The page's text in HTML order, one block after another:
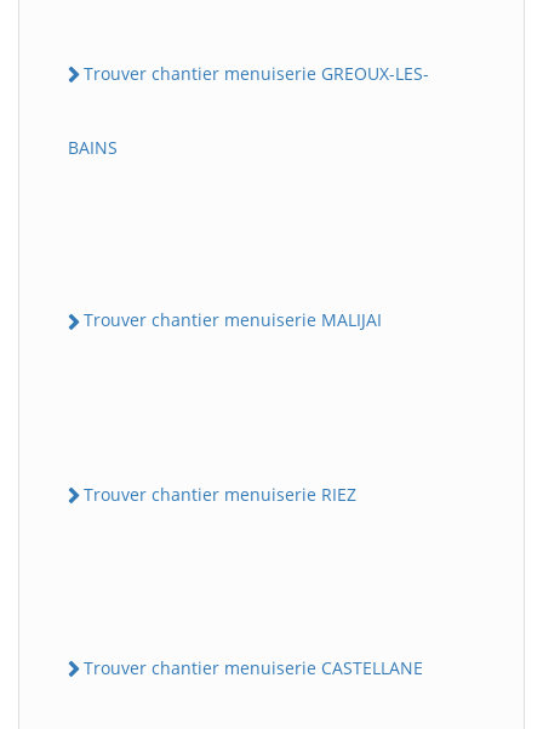
Trouver chantier menuiserie GREOUX-LES-
BAINS
Trouver chantier menuiserie MALIJAI
Trouver chantier menuiserie RIEZ
Trouver chantier menuiserie CASTELLANE